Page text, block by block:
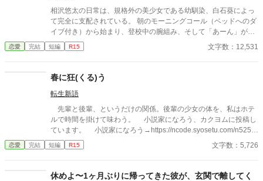
たせちゃっ…た…よ…ね」と、どんどんと顔が青ざめる。 「…待
ってないよ。マイハニー」 「なっ…！？なんであんたが…！ばっ
かじゃないの！？」 「あんた…？何を言っているんだい？彼女が
彼氏にあんたとか言わないよね？」 「頭おかしいんじゃない
の…」 そうして、ドン引きする幼馴染と俺は初デートをするのだ
相沢悠太の日常は、規格外の美少女である幼馴染、白石葵によっ
て完全に支配されている。 朝のモーニングコール（ベッドへのダ
イブ付き）から始まり、登校中の腕組み、そして「あーん」が義
務付けられた手作り弁当。誰もが羨むラブラブっぷりだが、悠太
はこれを「家族愛」だと頑なに誤解（無視）している。 「ゆーた
の一途。周囲の冷やかしや、葵を狙う男子生徒のプレッシャーが
高まる中、悠太の**「幼馴染フィルター」**はついに限界を迎え
る。 この溺愛っぷり、いつまで「家族」で通せるのか？ 甘すぎる
日常が、悠太の鈍感な理性を溶かし尽くす――最初からクライマ
ックスの、超高濃度イチャイチャ・ラブコメ、開幕！
恋愛 完結 短編 R15 文字数：12,531
春に狂(くる)う
転生新語
先輩と後輩、というだけの関係。後輩の少女の体を、私はホテ
ルで時間を掛けて味わう。 小説家になろう、カクヨムに投稿し
ています。 小説家になろう→https://ncode.syosetu.com/n5251i
d/ カクヨム→https://kakuyomu.jp/works/168173306547524437
61
恋愛 完結 短編 R15 文字数：5,726
休めよ〜1ヶ月ぶりに帰ってきた彼が、玄関で離してく